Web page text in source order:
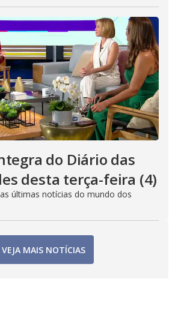
do Diário das
desta terça-feira (4)
últimas notícias do mundo dos
VEJA MAIS NOTÍCIAS